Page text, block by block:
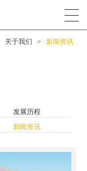
关于我们 > 新闻资讯
发展历程
新闻资讯